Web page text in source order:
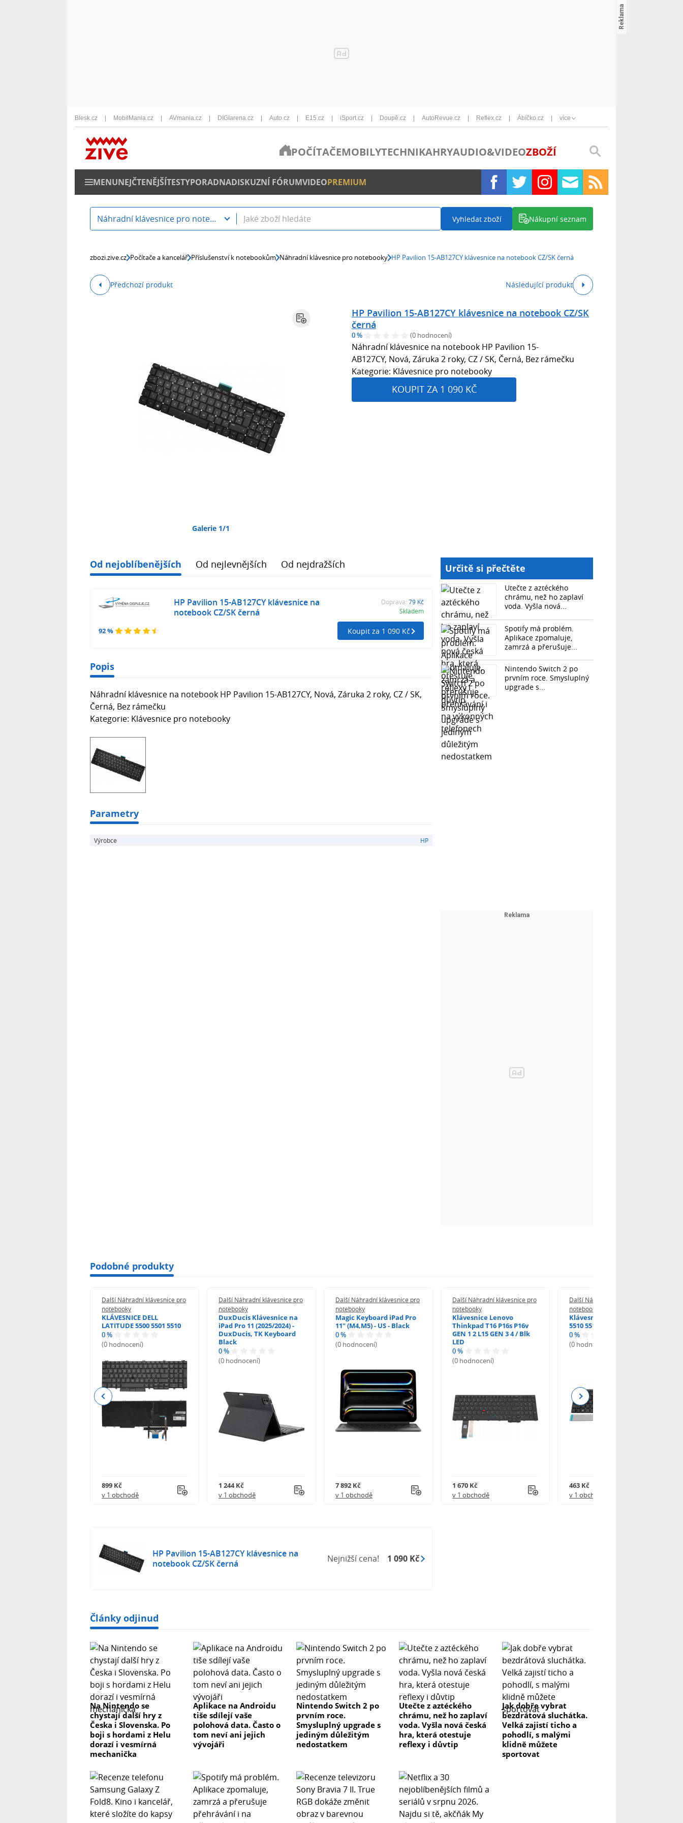
Blesk.cz MobilMania.cz AVmania.cz DIGIarena.cz Auto.cz E15.cz iSport.cz Doupě.cz AutoRevue.cz Reflex.cz Ábíčko.cz více
POČÍTAČEMOBILYTECHNIKAHRYAUDIO&VIDEOZBOŽÍ
MENUNEJČTENĚJŠÍTESTYPORADNADISKUZNÍ FÓRUMVIDEOPREMIUM
Náhradní klávesnice pro notebooky Vyhledat zboží Nákupní seznam
zbozi.zive.cz Počítače a kancelář Příslušenství k notebookům Náhradní klávesnice pro notebooky HP Pavilion 15-AB127CY klávesnice na notebook CZ/SK černá
Předchozí produkt Následující produkt
Galerie 1/1
HP Pavilion 15-AB127CY klávesnice na notebook CZ/SK
černá
0 % (0 hodnocení)
Náhradní klávesnice na notebook HP Pavilion 15-
AB127CY, Nová, Záruka 2 roky, CZ / SK, Černá, Bez rámečku
Kategorie: Klávesnice pro notebooky
KOUPIT ZA 1 090 KČ
Od nejoblíbenějších Od nejlevnějších Od nejdražších
92 %
HP Pavilion 15-AB127CY klávesnice na
notebook CZ/SK černá
Doprava: 79 Kč
Skladem
Koupit za 1 090 Kč
Popis
Náhradní klávesnice na notebook HP Pavilion 15-AB127CY, Nová, Záruka 2 roky, CZ / SK,
Černá, Bez rámečku
Kategorie: Klávesnice pro notebooky
Parametry
Výrobce HP
Určitě si přečtěte
Utečte z aztéckého
chrámu, než ho zaplaví
voda. Vyšla nová...
Spotify má problém.
Aplikace zpomaluje,
zamrzá a přerušuje...
Nintendo Switch 2 po
prvním roce. Smysluplný
upgrade s...
Podobné produkty
Další Náhradní klávesnice pro
notebooky
KLÁVESNICE DELL
LATITUDE 5500 5501 5510
0 %
(0 hodnocení)
899 Kč
v 1 obchodě
Další Náhradní klávesnice pro
notebooky
DuxDucis Klávesnice na
iPad Pro 11 (2025/2024) -
DuxDucis, TK Keyboard
Black
0 %
(0 hodnocení)
1 244 Kč
v 1 obchodě
Další Náhradní klávesnice pro
notebooky
Magic Keyboard iPad Pro
11" (M4,M5) - US - Black
0 %
(0 hodnocení)
7 892 Kč
v 1 obchodě
Další Náhradní klávesnice pro
notebooky
Klávesnice Lenovo
Thinkpad T16 P16s P16v
GEN 1 2 L15 GEN 3 4 / Blk
LED
0 %
(0 hodnocení)
1 670 Kč
v 1 obchodě
Další Náhradní klávesnice pro
notebooky
Klávesnice DELL VOSTRO
5510 5515 / BLK LED
0 %
(0 hodnocení)
463 Kč
v 1 obchodě
Previous Next
HP Pavilion 15-AB127CY klávesnice na
notebook CZ/SK černá
Nejnižší cena! 1 090 Kč
Články odjinud
Na Nintendo se
chystají další hry z
Česka i Slovenska. Po
boji s hordami z Helu
dorazí i vesmírná
mechanička
Aplikace na Androidu
tiše sdílejí vaše
polohová data. Často o
tom neví ani jejich
vývojáři
Nintendo Switch 2 po
prvním roce.
Smysluplný upgrade s
jediným důležitým
nedostatkem
Utečte z aztéckého
chrámu, než ho zaplaví
voda. Vyšla nová česká
hra, která otestuje
reflexy i důvtip
Jak dobře vybrat
bezdrátová sluchátka.
Velká zajistí ticho a
pohodlí, s malými
klidně můžete
sportovat